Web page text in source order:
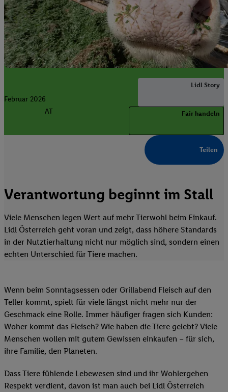
Februar 2026
AT
Lidl Story
Fair handeln
Teilen
Verantwortung beginnt im Stall
Viele Menschen legen Wert auf mehr Tierwohl beim Einkauf.
Lidl Österreich geht voran und zeigt, dass höhere Standards
in der Nutztierhaltung nicht nur möglich sind, sondern einen
echten Unterschied für Tiere machen.
Wenn beim Sonntagsessen oder Grillabend Fleisch auf den
Teller kommt, spielt für viele längst nicht mehr nur der
Geschmack eine Rolle. Immer häufiger fragen sich Kunden:
Woher kommt das Fleisch? Wie haben die Tiere gelebt? Viele
Menschen wollen mit gutem Gewissen einkaufen – für sich,
ihre Familie, den Planeten.
Dass Tiere fühlende Lebewesen sind und ihr Wohlergehen
Respekt verdient, davon ist man auch bei Lidl Österreich